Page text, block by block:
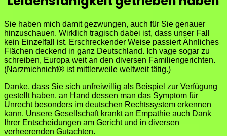
Sie haben mich damit gezwungen, auch für Sie genauer
hinzuschauen. Wirklich tragisch dabei ist, dass unser Fall
kein Einzelfall ist. Erschreckender Weise passiert Ähnliches
Flächen deckend in ganz Deutschland. Ich vage sogar zu
schreiben, Europa weit an den diversen Familiengerichten.
(Narzmichnicht® ist mittlerweile weltweit tätig.)
Danke, dass Sie sich unfreiwillig als Beispiel zur Verfügung
gestellt haben, an Hand dessen man das Symptom für
Unrecht besonders im deutschen Rechtssystem erkennen
kann. Unsere Gesellschaft krankt an Empathie auch Dank
Ihrer Entscheidungen am Gericht und in diversen
verheerenden Gutachten.